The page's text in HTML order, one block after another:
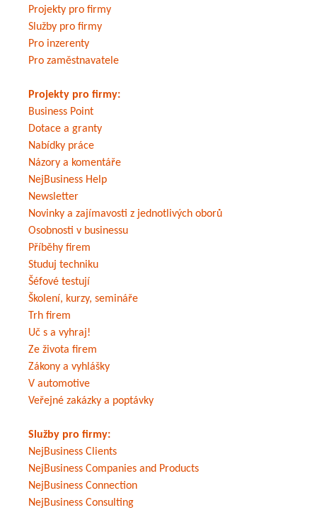
Projekty pro firmy
Služby pro firmy
Pro inzerenty
Pro zaměstnavatele
Projekty pro firmy:
Business Point
Dotace a granty
Nabídky práce
Názory a komentáře
NejBusiness Help
Newsletter
Novinky a zajímavosti z jednotlivých oborů
Osobnosti v businessu
Příběhy firem
Studuj techniku
Šéfové testují
Školení, kurzy, semináře
Trh firem
Uč s a vyhraj!
Ze života firem
Zákony a vyhlášky
V automotive
Veřejné zakázky a poptávky
Služby pro firmy:
NejBusiness Clients
NejBusiness Companies and Products
NejBusiness Connection
NejBusiness Consulting